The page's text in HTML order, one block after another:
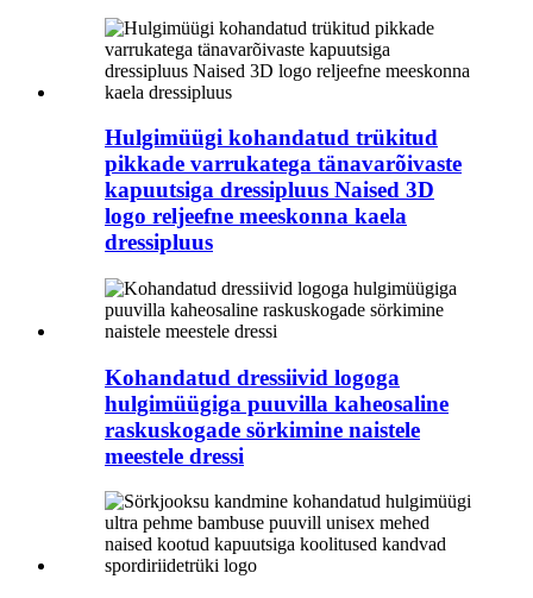
Hulgimüügi kohandatud trükitud
pikkade varrukatega tänavarõivaste
kapuutsiga dressipluus Naised 3D
logo reljeefne meeskonna kaela
dressipluus
Kohandatud dressiivid logoga
hulgimüügiga puuvilla kaheosaline
raskuskogade sörkimine naistele
meestele dressi